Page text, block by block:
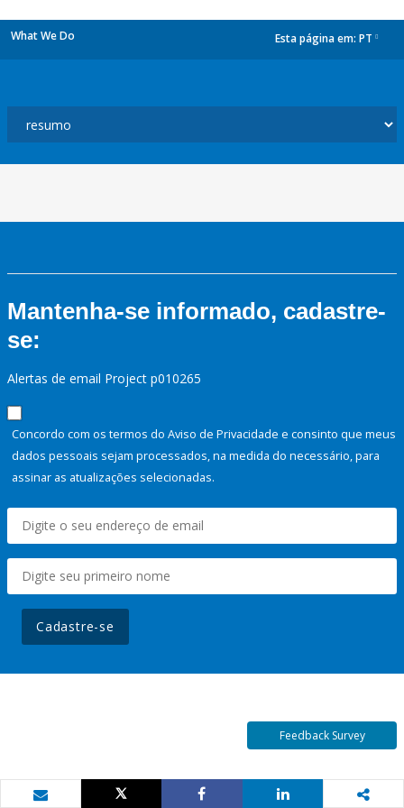
What We Do Esta página em: PT
Mantenha-se informado, cadastre-
se:
Alertas de email Project p010265
Concordo com os termos do Aviso de Privacidade e consinto que meus
dados pessoais sejam processados, na medida do necessário, para
assinar as atualizações selecionadas.
Cadastre-se
Feedback Survey